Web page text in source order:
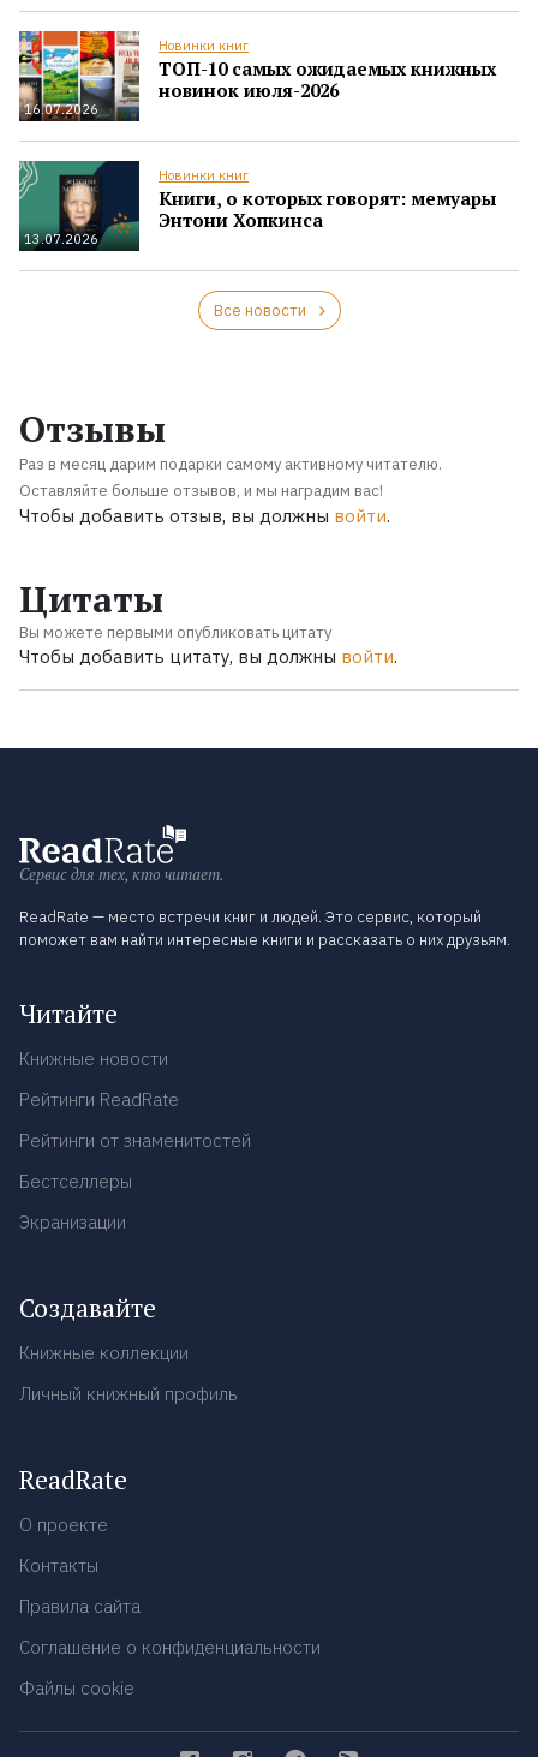
16.07.2026
Новинки книг
ТОП-10 самых ожидаемых книжных
новинок июля-2026
13.07.2026
Новинки книг
Книги, о которых говорят: мемуары
Энтони Хопкинса
Все новости
Отзывы
Раз в месяц дарим подарки самому активному читателю.
Оставляйте больше отзывов, и мы наградим вас!
Чтобы добавить отзыв, вы должны войти.
Цитаты
Вы можете первыми опубликовать цитату
Чтобы добавить цитату, вы должны войти.
Сервис для тех, кто читает.
ReadRate — место встречи книг и людей. Это сервис, который
поможет вам найти интересные книги и рассказать о них друзьям.
Читайте
Книжные новости
Рейтинги ReadRate
Рейтинги от знаменитостей
Бестселлеры
Экранизации
Создавайте
Книжные коллекции
Личный книжный профиль
ReadRate
О проекте
Контакты
Правила сайта
Соглашение о конфиденциальности
Файлы cookie